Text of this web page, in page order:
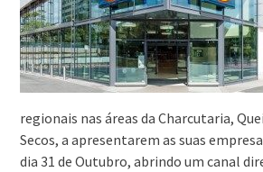
regionais nas áreas da Charcutaria,
Secos, a apresentarem as suas
dia 31 de Outubro, abrindo um canal